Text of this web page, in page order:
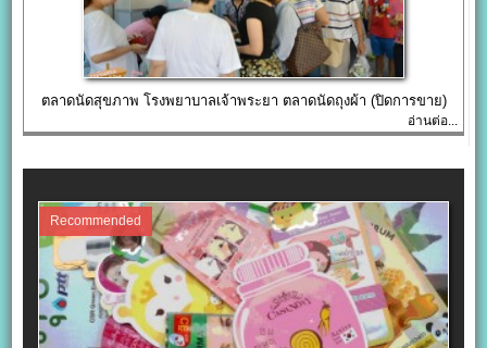
ตลาดนัดสุขภาพ โรงพยาบาลเจ้าพระยา ตลาดนัดถุงผ้า (ปิดการขาย)
อ่านต่อ...
Recommended